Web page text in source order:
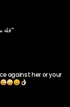
قلة من الأشخاص الذين يريدون لبنان “الوطن”
against her or your